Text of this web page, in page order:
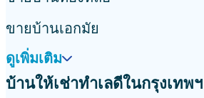
ขายบ้านเอกมัย
ดูเพิ่มเติม
บ้านให้เช่าทำเลดีในกรุงเทพฯ